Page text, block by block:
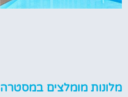
מלונות מומלצים במסטרה